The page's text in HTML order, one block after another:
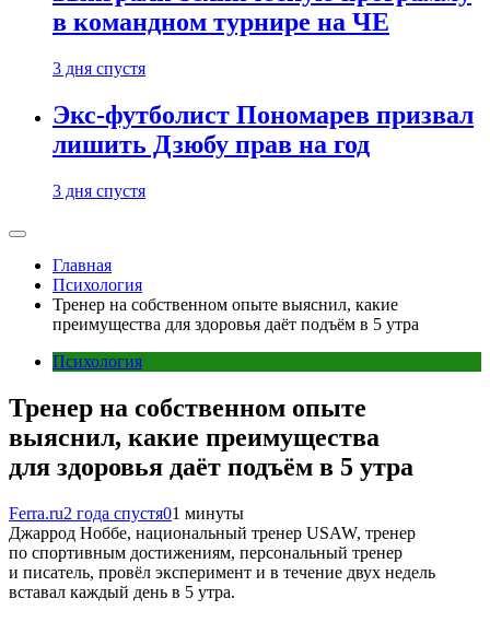
в командном турнире на ЧЕ
3 дня спустя
Экс-футболист Пономарев призвал
лишить Дзюбу прав на год
3 дня спустя
Главная
Психология
Тренер на собственном опыте выяснил, какие
преимущества для здоровья даёт подъём в 5 утра
Психология
Тренер на собственном опыте
выяснил, какие преимущества
для здоровья даёт подъём в 5 утра
Ferra.ru2 года спустя01 минуты
Джаррод Ноббе, национальный тренер USAW, тренер
по спортивным достижениям, персональный тренер
и писатель, провёл эксперимент и в течение двух недель
вставал каждый день в 5 утра.